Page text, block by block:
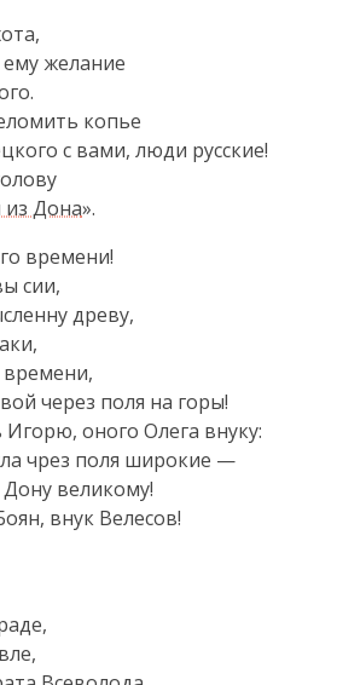
желание
копье
с вами, люди русские!
Дона».
времени!
сии,
древу,
времени,
через поля на горы!
Игорю, оного Олега внуку:
чрез поля широкие —
Дону великому!
внук Велесов!